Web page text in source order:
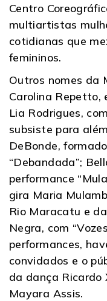
Centro
multiartistas
cotidianas que
femininos.
Outros nomes da
Carolina Repetto,
Lia Rodrigues,
subsiste para
DeBonde,
“Debandada”;
performance
gira Maria
Rio Maracatu e
Negra, com
performances,
convidados e o
da dança Ricardo
Mayara Assis.